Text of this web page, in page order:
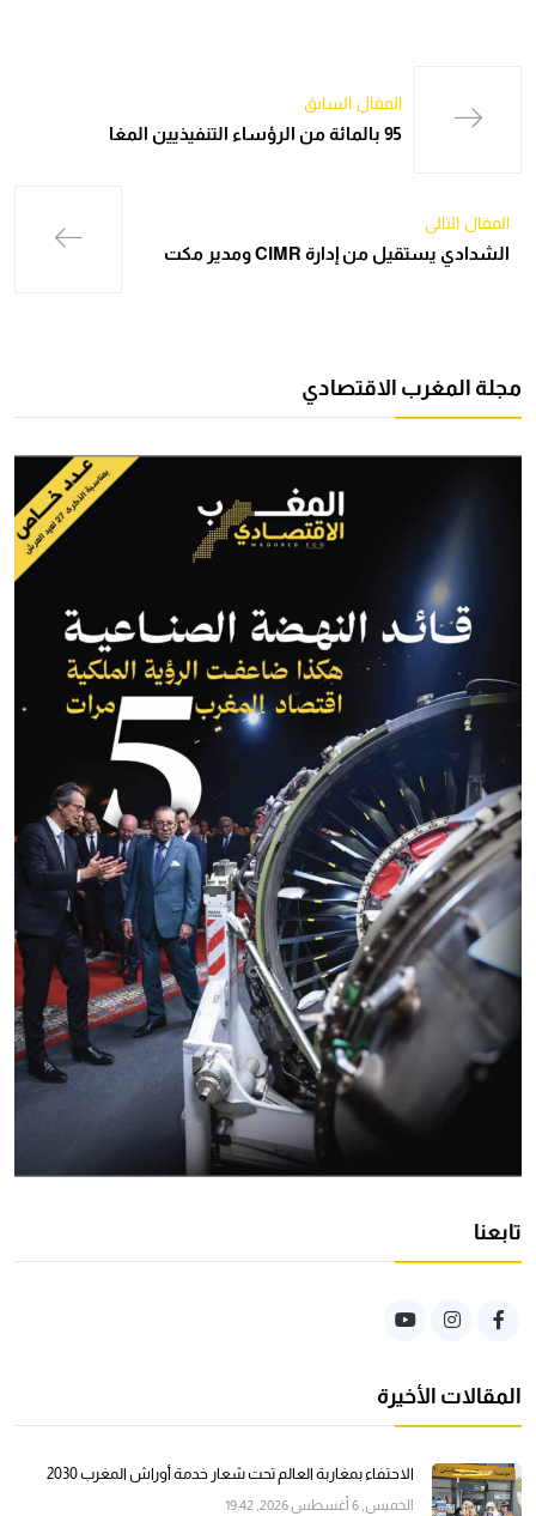
المقال السابق
95 بالمائة من الرؤساء التنفيذيين المغا
المقال التالي
الشدادي يستقيل من إدارة CIMR ومدير مكت
مجلة المغرب الاقتصادي
تابعنا
المقالات الأخيرة
الاحتفاء بمغاربة العالم تحت شعار خدمة أوراش المغرب 2030
الخميس, 6 أغسطس 2026, 19:42